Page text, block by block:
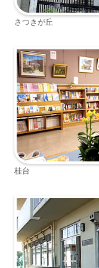
さつきが丘
桂台